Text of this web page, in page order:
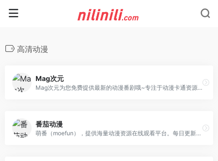
高清动漫
Mag次元
Mag次元为您免费提供最新的动漫番剧哦~专注于动漫卡通资源收集整理，海量无修动漫卡通资源免费在线观看下载。
番茄动漫
萌番（moefun），提供海量动漫资源在线观看平台。每日更新热门新番、经典动漫，涵盖多种类型。高清流畅，支持下载，一键畅享二次元精彩，满足追番需求。